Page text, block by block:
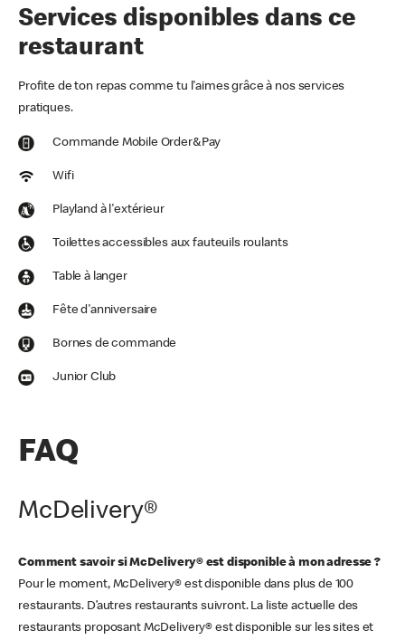
Services disponibles dans ce
restaurant
Profite de ton repas comme tu l'aimes grâce à nos services
pratiques.
Commande Mobile Order&Pay
Wifi
Playland à l'extérieur
Toilettes accessibles aux fauteuils roulants
Table à langer
Fête d'anniversaire
Bornes de commande
Junior Club
FAQ
McDelivery®
Comment savoir si McDelivery® est disponible à mon adresse ?
Pour le moment, McDelivery® est disponible dans plus de 100
restaurants. D’autres restaurants suivront. La liste actuelle des
restaurants proposant McDelivery® est disponible sur les sites et